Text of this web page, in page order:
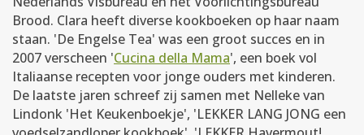
Brood. Clara heeft diverse kookboeken op haar naam
staan. 'De Engelse Tea' was een groot succes en in
2007 verscheen 'Cucina della Mama', een boek vol
Italiaanse recepten voor jonge ouders met kinderen.
De laatste jaren schreef zij samen met Nelleke van
Lindonk 'Het Keukenboekje', 'LEKKER LANG JONG een